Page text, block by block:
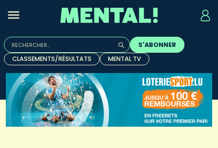
Rechercher :
Quand les résultats de l'auto-complétion sont
S'ABONNER
CLASSEMENTS/RÉSULTATS
MENTAL TV